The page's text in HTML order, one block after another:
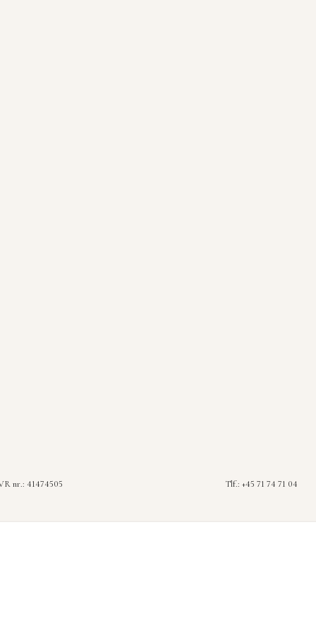
nr.: 41474505 Tlf.: +45 71 74 71 04